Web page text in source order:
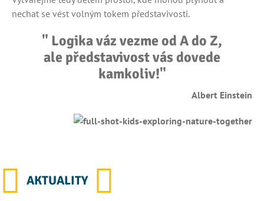
nechat se vést volným tokem představivosti.
" Logika váz vezme od A do Z,
ale představivost vás dovede
kamkoliv!"
Albert Einstein
AKTUALITY